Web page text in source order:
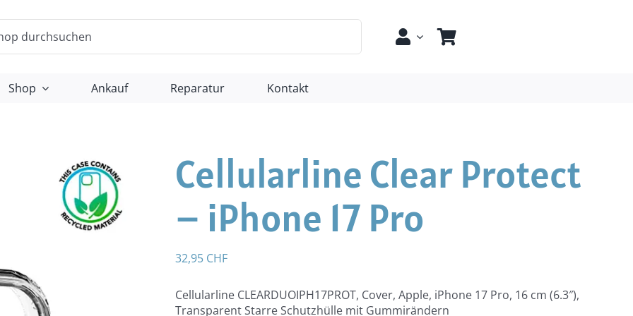
Shop Ankauf Reparatur Kontakt
Cellularline Clear Protect
– iPhone 17 Pro
32,95 CHF
Cellularline CLEARDUOIPH17PROT, Cover, Apple, iPhone 17 Pro, 16 cm (6.3″),
Transparent Starre Schutzhülle mit Gummirändern